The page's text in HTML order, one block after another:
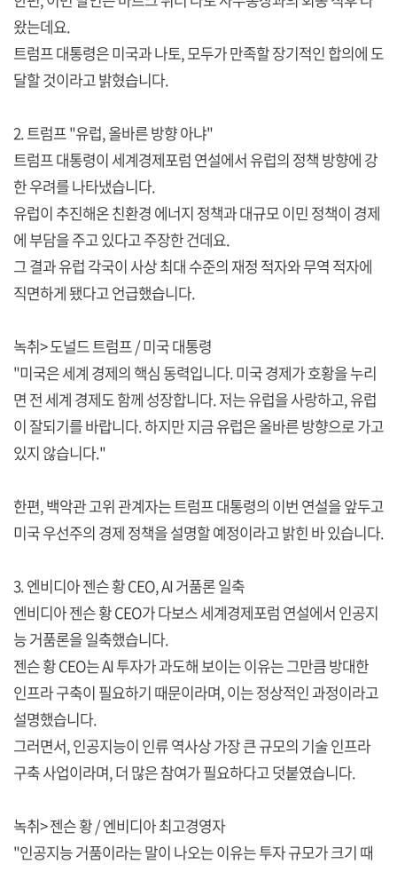
왔는데요.
트럼프 대통령은 미국과 나토, 모두가 만족할 장기적인 합의에 도
달할 것이라고 밝혔습니다.
2. 트럼프 "유럽, 올바른 방향 아냐"
트럼프 대통령이 세계경제포럼 연설에서 유럽의 정책 방향에 강
한 우려를 나타냈습니다.
유럽이 추진해온 친환경 에너지 정책과 대규모 이민 정책이 경제
에 부담을 주고 있다고 주장한 건데요.
그 결과 유럽 각국이 사상 최대 수준의 재정 적자와 무역 적자에
직면하게 됐다고 언급했습니다.
녹취> 도널드 트럼프 / 미국 대통령
"미국은 세계 경제의 핵심 동력입니다. 미국 경제가 호황을 누리
면 전 세계 경제도 함께 성장합니다. 저는 유럽을 사랑하고, 유럽
이 잘되기를 바랍니다. 하지만 지금 유럽은 올바른 방향으로 가고
있지 않습니다."
한편, 백악관 고위 관계자는 트럼프 대통령의 이번 연설을 앞두고
미국 우선주의 경제 정책을 설명할 예정이라고 밝힌 바 있습니다.
3. 엔비디아 젠슨 황 CEO, AI 거품론 일축
엔비디아 젠슨 황 CEO가 다보스 세계경제포럼 연설에서 인공지
능 거품론을 일축했습니다.
젠슨 황 CEO는 AI 투자가 과도해 보이는 이유는 그만큼 방대한
인프라 구축이 필요하기 때문이라며, 이는 정상적인 과정이라고
설명했습니다.
그러면서, 인공지능이 인류 역사상 가장 큰 규모의 기술 인프라
구축 사업이라며, 더 많은 참여가 필요하다고 덧붙였습니다.
녹취> 젠슨 황 / 엔비디아 최고경영자
"인공지능 거품이라는 말이 나오는 이유는 투자 규모가 크기 때